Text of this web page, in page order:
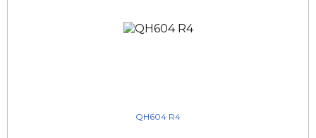
QH604 R4